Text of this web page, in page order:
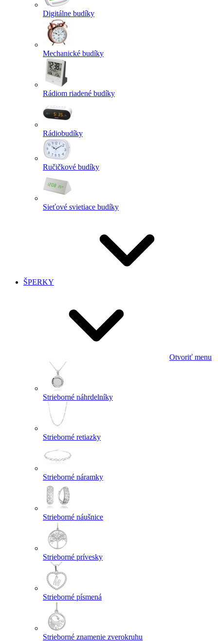
Digitálne budíky
Mechanické budíky
Rádiom riadené budíky
Rádiobudíky
Ručičkové budíky
Sieťové svietiace budíky
ŠPERKY
Otvoriť menu
Strieborné náhrdelníky
Strieborné retiazky
Strieborné náramky
Strieborné náušnice
Strieborné prívesky
Strieborné písmená
Strieborné znamenie zverokruhu